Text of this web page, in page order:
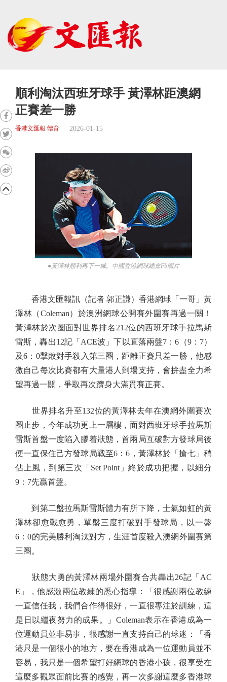
順利淘汰西班牙球手 黃澤林距澳網
正賽差一勝
香港文匯報 體育 2026-01-15
●黃澤林順利再下一城。中國香港網球總會Fb圖片
香港文匯報訊（記者 郭正謙）香港網球「一哥」黃
澤林（Coleman）於澳洲網球公開賽外圍賽再過一關！
黃澤林於次圈面對世界排名212位的西班牙球手拉馬斯
雷斯，轟出12記「ACE波」下以直落兩盤7：6（9：7）
及6：0擊敗對手殺入第三圈，距離正賽只差一勝，他感
激自己每次比賽都有大量港人到場支持，會拚盡全力希
望再過一關，爭取再次躋身大滿貫賽正賽。
世界排名升至132位的黃澤林去年在澳網外圍賽次
圈止步，今年成功更上一層樓，面對西班牙球手拉馬斯
雷斯首盤一度陷入膠着狀態，首兩局互破對方發球局後
便一直保住己方發球局戰至6：6，黃澤林於「搶七」稍
佔上風，到第三次「Set Point」終於成功把握，以細分
9：7先贏首盤。
到第二盤拉馬斯雷斯體力有所下降，士氣如虹的黃
澤林卻愈戰愈勇，單盤三度打破對手發球局，以一盤
6：0的完美勝利淘汰對方，生涯首度殺入澳網外圍賽第
三圈。
狀態大勇的黃澤林兩場外圍賽合共轟出26記「AC
E」，他感激兩位教練的悉心指導：「很感謝兩位教練
一直信任我，我們合作得很好，一直很專注於訓練，這
是日以繼夜努力的成果。」Coleman表示在香港成為一
位運動員並非易事，很感謝一直支持自己的球迷：「香
港只是一個很小的地方，要在香港成為一位運動員並不
容易，我只是一個希望打好網球的香港小孩，很享受在
這麼多觀眾面前比賽的感覺，再一次多謝這麼多香港球